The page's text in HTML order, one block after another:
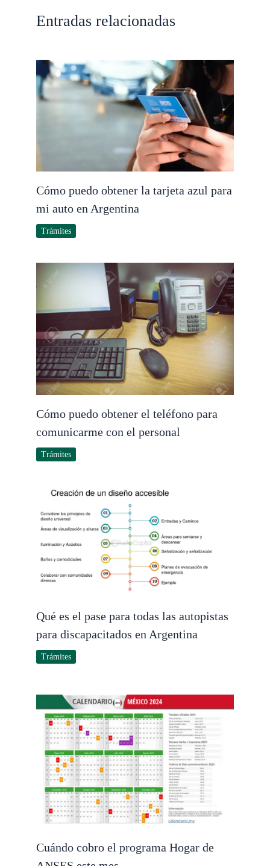
Entradas relacionadas
Cómo puedo obtener la tarjeta azul para
mi auto en Argentina
Trámites
Cómo puedo obtener el teléfono para
comunicarme con el personal
Trámites
Qué es el pase para todas las autopistas
para discapacitados en Argentina
Trámites
Cuándo cobro el programa Hogar de